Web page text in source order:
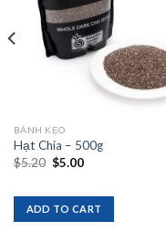
BÁNH KẸO
Hạt Chia – 500g
$5.20 Original
$5.20.
$5.00Current
$5.00.
ADD TO CART